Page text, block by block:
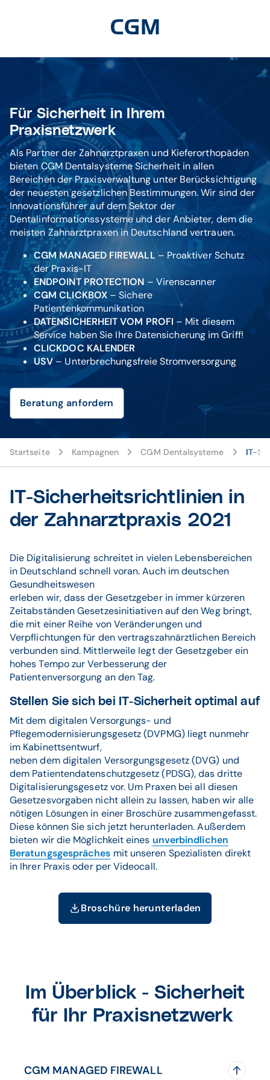
Für Sicherheit in Ihrem
Praxisnetzwerk
Als Partner der Zahnarztpraxen und Kieferorthopäden
bieten CGM Dentalsysteme Sicherheit in allen
Bereichen der Praxisverwaltung unter Berücksichtigung
der neuesten gesetzlichen Bestimmungen. Wir sind der
Innovationsführer auf dem Sektor der
Dentalinformationssysteme und der Anbieter, dem die
meisten Zahnarztpraxen in Deutschland vertrauen.
CGM MANAGED FIREWALL – Proaktiver Schutz
der Praxis-IT
ENDPOINT PROTECTION – Virenscanner
CGM CLICKBOX– Sichere
Patientenkommunikation
DATENSICHERHEIT VOM PROFI – Mit diesem
Service haben Sie Ihre Datensicherung im Griff!
CLICKDOC KALENDER
USV– Unterbrechungsfreie Stromversorgung
Beratung anfordern
Startseite Kampagnen CGM Dentalsysteme IT-
IT-Sicherheitsrichtlinien in
der Zahnarztpraxis 2021
Die Digitalisierung schreitet in vielen Lebensbereichen
in Deutschland schnell voran. Auch im deutschen
Gesundheitswesen
erleben wir, dass der Gesetzgeber in immer kürzeren
Zeitabständen Gesetzesinitiativen auf den Weg bringt,
die mit einer Reihe von Veränderungen und
Verpflichtungen für den vertragszahnärztlichen Bereich
verbunden sind. Mittlerweile legt der Gesetzgeber ein
hohes Tempo zur Verbesserung der
Patientenversorgung an den Tag.
Stellen Sie sich bei IT-Sicherheit optimal auf
Mit dem digitalen Versorgungs- und
Pflegemodernisierungsgesetz (DVPMG) liegt nunmehr
im Kabinettsentwurf,
neben dem digitalen Versorgungsgesetz (DVG) und
dem Patientendatenschutzgesetz (PDSG), das dritte
Digitalisierungsgesetz vor. Um Praxen bei all diesen
Gesetzesvorgaben nicht allein zu lassen, haben wir alle
nötigen Lösungen in einer Broschüre zusammengefasst.
Diese können Sie sich jetzt herunterladen. Außerdem
bieten wir die Möglichkeit eines unverbindlichen
Beratungsgespräches mit unseren Spezialisten direkt
in Ihrer Praxis oder per Videocall.
Broschüre herunterladen
Im Überblick - Sicherheit
für Ihr Praxisnetzwerk
CGM MANAGED FIREWALL